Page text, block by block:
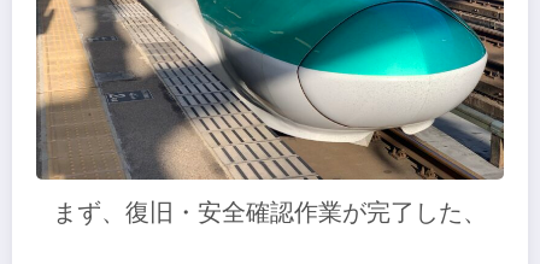
まず、復旧・安全確認作業が完了した、